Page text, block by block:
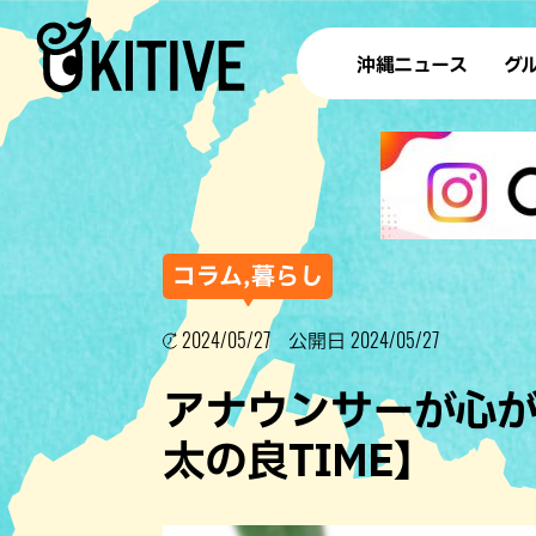
沖縄ニュース グ
ラ
テイ
すし
ステ
その他
コラム,暮らし
2024/05/27 公開日 2024/05/27
アナウンサーが心
太の良TIME】